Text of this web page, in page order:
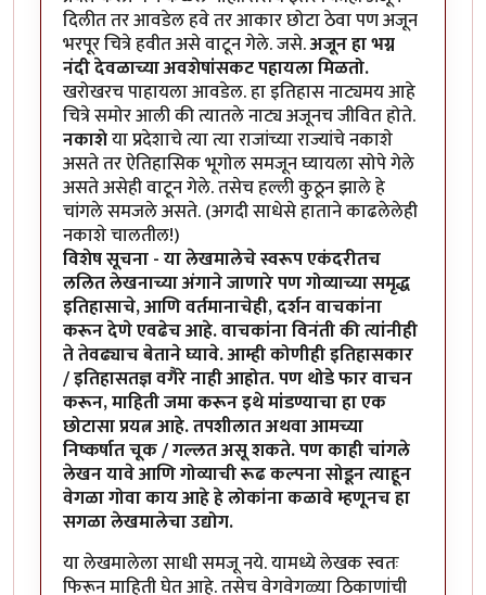
दिलीत तर आवडेल हवे तर आकार छोटा ठेवा पण अजून
भरपूर चित्रे हवीत असे वाटून गेले. जसे.अजून हा भग्न
नंदी देवळाच्या अवशेषांसकट पहायला मिळतो.
खरोखरच पाहायला आवडेल. हा इतिहास नाट्यमय आहे
चित्रे समोर आली की त्यातले नाट्य अजूनच जीवित होते.
नकाशेया प्रदेशाचे त्या त्या राजांच्या राज्यांचे नकाशे
असते तर ऐतिहासिक भूगोल समजून घ्यायला सोपे गेले
असते असेही वाटून गेले. तसेच हल्ली कुठून झाले हे
चांगले समजले असते. (अगदी साधेसे हाताने काढलेलेही
नकाशे चालतील!)
विशेष सूचना - या लेखमालेचे स्वरूप एकंदरीतच
ललित लेखनाच्या अंगाने जाणारे पण गोव्याच्या समृद्ध
इतिहासाचे, आणि वर्तमानाचेही, दर्शन वाचकांना
करून देणे एवढेच आहे. वाचकांना विनंती की त्यांनीही
ते तेवढ्याच बेताने घ्यावे. आम्ही कोणीही इतिहासकार
/ इतिहासतज्ञ वगैरे नाही आहोत. पण थोडे फार वाचन
करून, माहिती जमा करून इथे मांडण्याचा हा एक
छोटासा प्रयत्न आहे. तपशीलात अथवा आमच्या
निष्कर्षात चूक / गल्लत असू शकते. पण काही चांगले
लेखन यावे आणि गोव्याची रूढ कल्पना सोडून त्याहून
वेगळा गोवा काय आहे हे लोकांना कळावे म्हणूनच हा
सगळा लेखमालेचा उद्योग.
या लेखमालेला साधी समजू नये. यामध्ये लेखक स्वतः
फिरून माहिती घेत आहे. तसेच वेगवेगळ्या ठिकाणांची